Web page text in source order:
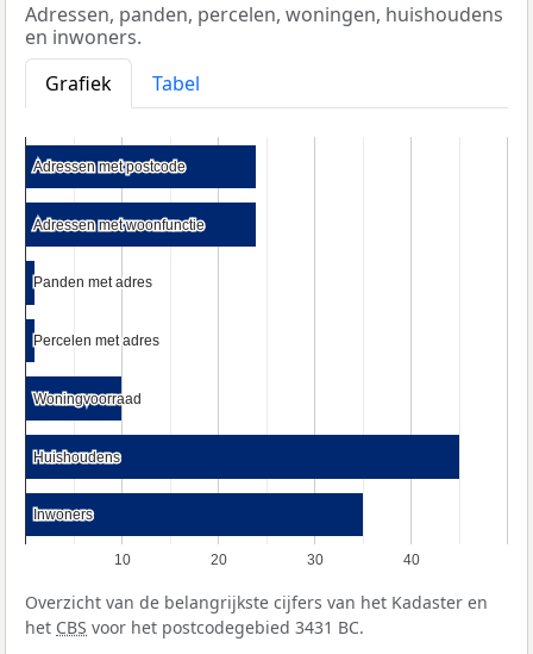
Adressen, panden, percelen, woningen, huishoudens
en inwoners.
Grafiek
Tabel
10 20 30 40
Adressen met postcode
Adressen met postcode
Adressen met woonfunctie
Adressen met woonfunctie
Panden met adres
Panden met adres
Percelen met adres
Percelen met adres
Woningvoorraad
Woningvoorraad
Huishoudens
Huishoudens
Inwoners
Inwoners
Overzicht van de belangrijkste cijfers van het Kadaster en
het CBS voor het postcodegebied 3431 BC.